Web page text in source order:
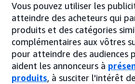
Vous pouvez utiliser les
atteindre des acheteurs qui
produits et des catégories
complémentaires aux vôtres
pour atteindre des audiences
aident les annonceurs à
produits, à susciter l'intérêt